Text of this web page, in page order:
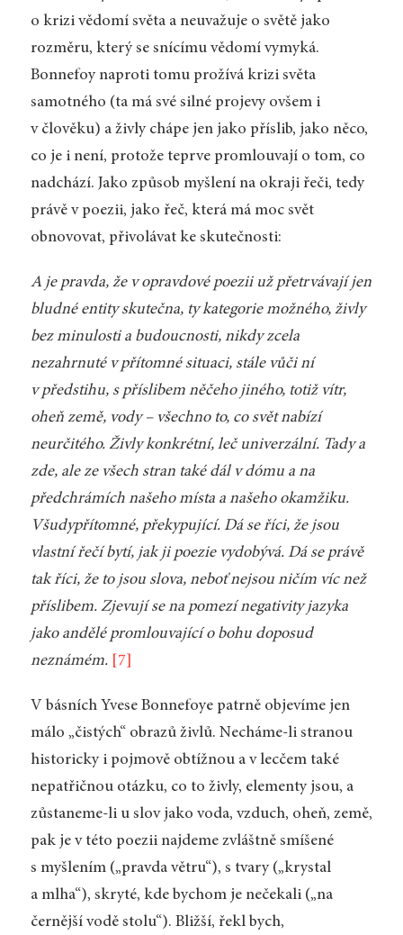
o krizi vědomí světa a neuvažuje o světě jako
rozměru, který se snícímu vědomí vymyká.
Bonnefoy naproti tomu prožívá krizi světa
samotného (ta má své silné projevy ovšem i
v člověku) a živly chápe jen jako příslib, jako něco,
co je i není, protože teprve promlouvají o tom, co
nadchází. Jako způsob myšlení na okraji řeči, tedy
právě v poezii, jako řeč, která má moc svět
obnovovat, přivolávat ke skutečnosti:
A je pravda, že v opravdové poezii už přetrvávají jen
bludné entity skutečna, ty kategorie možného, živly
bez minulosti a budoucnosti, nikdy zcela
nezahrnuté v přítomné situaci, stále vůči ní
v předstihu, s příslibem něčeho jiného, totiž vítr,
oheň země, vody – všechno to, co svět nabízí
neurčitého. Živly konkrétní, leč univerzální. Tady a
zde, ale ze všech stran také dál v dómu a na
předchrámích našeho místa a našeho okamžiku.
Všudypřítomné, překypující. Dá se říci, že jsou
vlastní řečí bytí, jak ji poezie vydobývá. Dá se právě
tak říci, že to jsou slova, neboť nejsou ničím víc než
příslibem. Zjevují se na pomezí negativity jazyka
jako andělé promlouvající o bohu doposud
neznámém.
[7]
V básních Yvese Bonnefoye patrně objevíme jen
málo „čistých“ obrazů živlů. Necháme-li stranou
historicky i pojmově obtížnou a v lecčem také
nepatřičnou otázku, co to živly, elementy jsou, a
zůstaneme-li u slov jako voda, vzduch, oheň, země,
pak je v této poezii najdeme zvláštně smíšené
s myšlením („pravda větru“), s tvary („krystal
a mlha“), skryté, kde bychom je nečekali („na
černější vodě stolu“). Bližší, řekl bych,